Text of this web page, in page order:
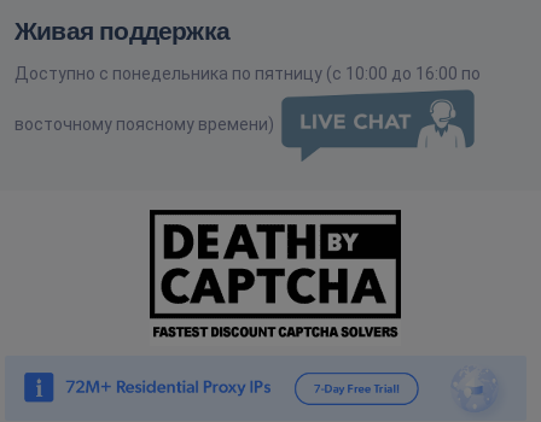
Живая поддержка
Доступно с понедельника по пятницу (с 10:00 до 16:00 по
восточному поясному времени)